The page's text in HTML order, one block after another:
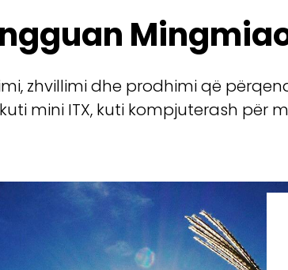
zhvillimi dhe prodhimi që
kuti mini ITX, kuti kompjuterash për